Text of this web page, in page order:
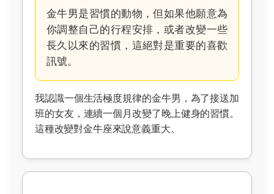
金牛男是習慣的動物，但如果他願意為
你調整自己的行程安排，或者改變一些
長久以來的習慣，這絕對是重要的喜歡
訊號。
我認識一個生活極度規律的金牛男，為了接送加
班的女友，連續一個月改變了晚上健身的習慣。
這種改變對金牛座來說意義重大。